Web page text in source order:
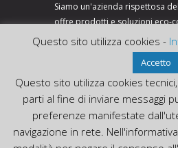
Siamo un'azienda rispettosa
offre prodotti e soluzioni eco-
Questo sito utilizza cookies -
Accetto
Questo sito utilizza cookies
parti al fine di inviare messaggi
preferenze manifestate
navigazione in rete.